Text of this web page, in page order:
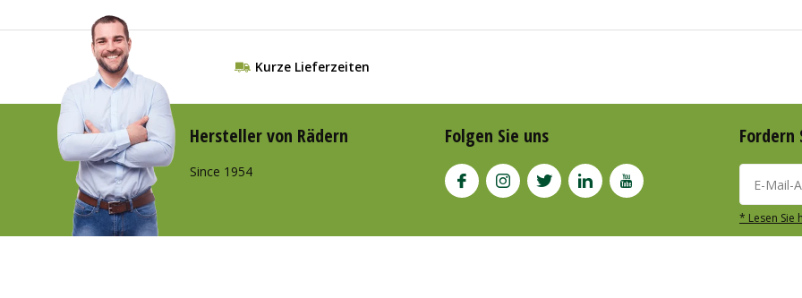
Kurze Lieferzeiten
Hersteller von Rädern
Since 1954
Folgen Sie uns Fordern
* Lesen Sie